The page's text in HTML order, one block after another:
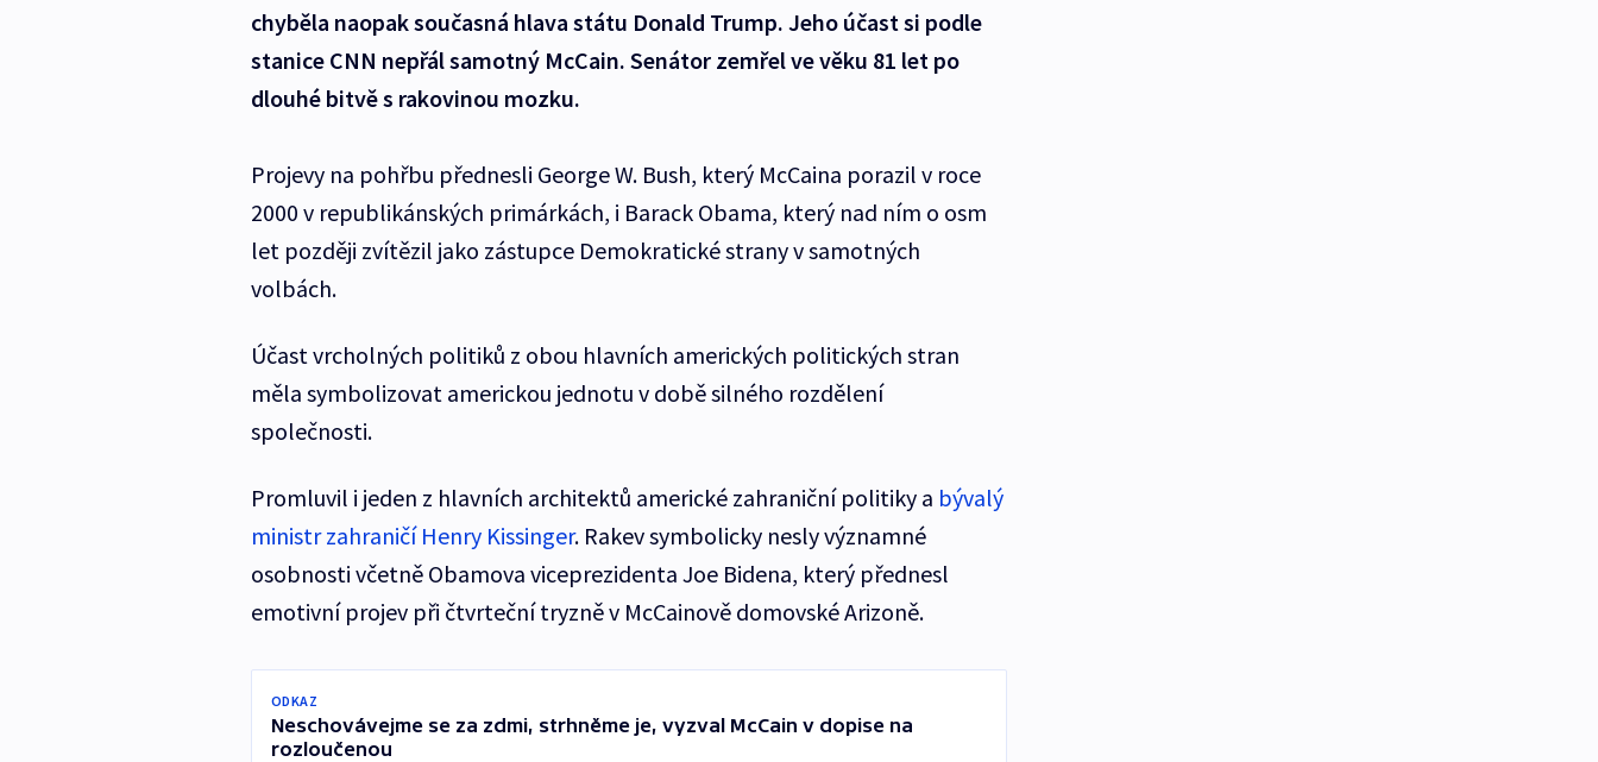
chyběla naopak současná hlava státu Donald Trump. Jeho účast si podle
stanice CNN nepřál samotný McCain. Senátor zemřel ve věku 81 let po
dlouhé bitvě s rakovinou mozku.
Projevy na pohřbu přednesli George W. Bush, který McCaina porazil v roce
2000 v republikánských primárkách, i Barack Obama, který nad ním o osm
let později zvítězil jako zástupce Demokratické strany v samotných
volbách.
Účast vrcholných politiků z obou hlavních amerických politických stran
měla symbolizovat americkou jednotu v době silného rozdělení
společnosti.
Promluvil i jeden z hlavních architektů americké zahraniční politiky a bývalý
ministr zahraničí Henry Kissinger. Rakev symbolicky nesly významné
osobnosti včetně Obamova viceprezidenta Joe Bidena, který přednesl
emotivní projev při čtvrteční tryzně v McCainově domovské Arizoně.
ODKAZ
Neschovávejme se za zdmi, strhněme je, vyzval McCain v dopise na
rozloučenou